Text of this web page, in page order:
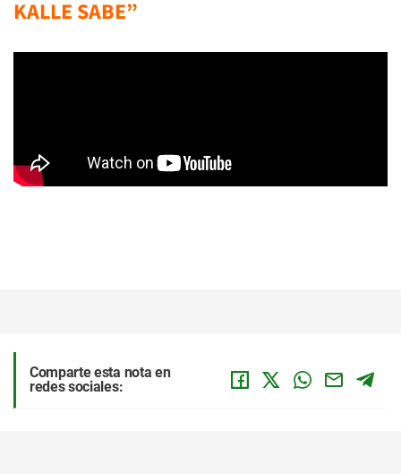
KALLE SABE”
Comparte esta nota en
redes sociales: